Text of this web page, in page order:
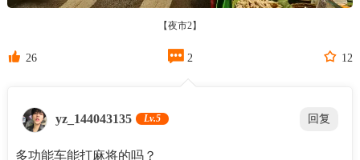
【夜市2】
 26  2  12
yz_144043135 Lv.5 回复
多功能车能打麻将的吗？